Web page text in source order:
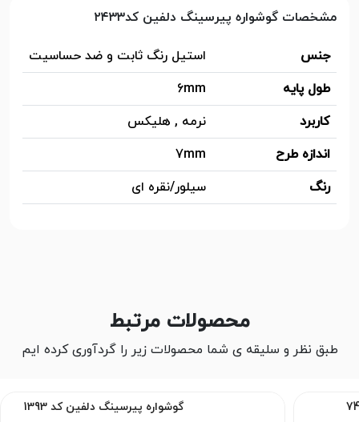
مشخصات گوشواره پیرسینگ دلفین کد۲۴۳۳
جنس
استیل رنگ ثابت و ضد حساسیت
طول پایه
6mm
کاربرد
نرمه , هلیکس
اندازه طرح
7mm
رنگ
سیلور/نقره ای
محصولات مرتبط
طبق نظر و سلیقه ی شما محصولات زیر را گردآوری کرده ایم
گوشواره پیرسینگ دلفین کد 1393